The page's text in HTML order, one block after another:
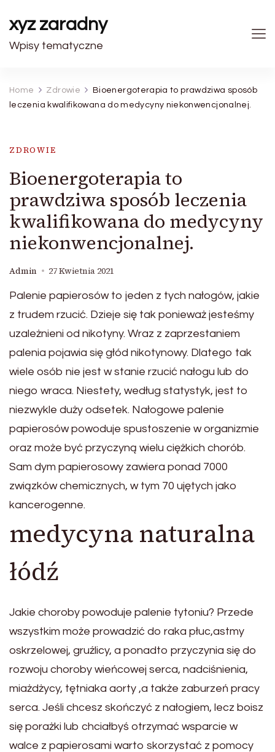
xyz zaradny
Wpisy tematyczne
Home Zdrowie
Bioenergoterapia to prawdziwa sposób
leczenia kwalifikowana do medycyny niekonwencjonalnej.
ZDROWIE
Bioenergoterapia to
prawdziwa sposób leczenia
kwalifikowana do medycyny
niekonwencjonalnej.
Admin 27 Kwietnia 2021
Palenie papierosów to jeden z tych nałogów, jakie
z trudem rzucić. Dzieje się tak ponieważ jesteśmy
uzależnieni od nikotyny. Wraz z zaprzestaniem
palenia pojawia się głód nikotynowy. Dlatego tak
wiele osób nie jest w stanie rzucić nałogu lub do
niego wraca. Niestety, według statystyk, jest to
niezwykle duży odsetek. Nałogowe palenie
papierosów powoduje spustoszenie w organizmie
oraz może być przyczyną wielu ciężkich chorób.
Sam dym papierosowy zawiera ponad 7000
związków chemicznych, w tym 70 ujętych jako
kancerogenne.
medycyna naturalna
łódź
Jakie choroby powoduje palenie tytoniu? Przede
wszystkim może prowadzić do raka płuc,astmy
oskrzelowej, gruźlicy, a ponadto przyczynia się do
rozwoju choroby wieńcowej serca, nadciśnienia,
miażdżycy, tętniaka aorty ,a także zaburzeń pracy
serca. Jeśli chcesz skończyć z nałogiem, lecz boisz
się porażki lub chciałbyś otrzymać wsparcie w
walce z papierosami warto skorzystać z pomocy